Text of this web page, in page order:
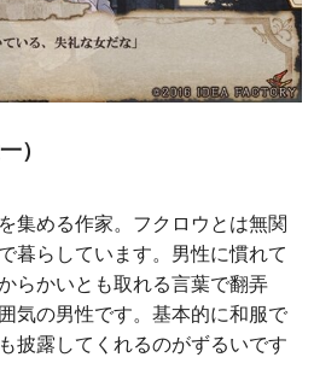
）
集める作家。フクロウとは無関
暮らしています。男性に慣れて
らかいとも取れる言葉で翻弄
気の男性です。基本的に和服で
披露してくれるのがずるいです